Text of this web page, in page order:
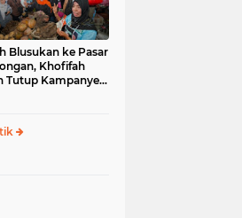
Blusukan ke Pasar
Khofifah
Tutup Kampanye